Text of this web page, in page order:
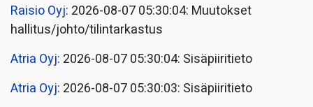
Raisio Oyj: 2026-08-07 05:30:04: Muutokset
hallitus/johto/tilintarkastus
Atria Oyj: 2026-08-07 05:30:04: Sisäpiiritieto
Atria Oyj: 2026-08-07 05:30:03: Sisäpiiritieto